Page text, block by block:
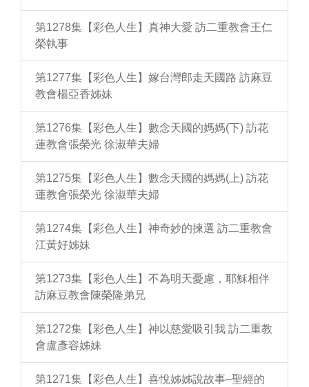
第1278集【彩色人生】真神大愛 訪二重教會王仁
榮執事
第1277集【彩色人生】嫁台灣郎走天國路 訪麻豆
教會楊亞香姊妹
第1276集【彩色人生】數念天國的媽媽(下) 訪花
蓮教會張榮光 徐淑華夫婦
第1275集【彩色人生】數念天國的媽媽(上) 訪花
蓮教會張榮光 徐淑華夫婦
第1274集【彩色人生】神奇妙的揀選 訪二重教會
江黃好姊妹
第1273集【彩色人生】不為明天憂慮，耶穌相伴
訪麻豆教會陳榮隆弟兄
第1272集【彩色人生】神以慈愛吸引我 訪二重教
會盧彥容姊妹
第1271集【彩色人生】喜悅姊姊說故事–聖經的